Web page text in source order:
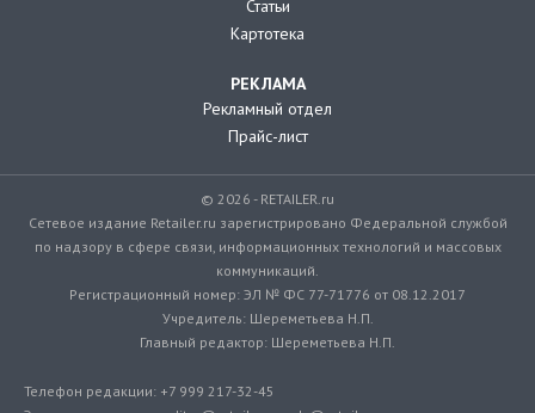
Статьи
Картотека
РЕКЛАМА
Рекламный отдел
Прайс-лист
© 2026 - RETAILER.ru
Сетевое издание Retailer.ru зарегистрировано Федеральной службой
по надзору в сфере связи, информационных технологий и массовых
коммуникаций.
Регистрационный номер: ЭЛ № ФС 77-71776 от 08.12.2017
Учредитель: Шереметьева Н.П.
Главный редактор: Шереметьева Н.П.
Телефон редакции: +7 999 217-32-45